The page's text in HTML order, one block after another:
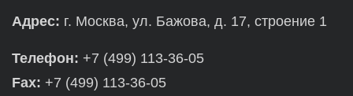
Адрес: г. Москва, ул. Бажова, д. 17, строение 1
Телефон: +7 (499) 113-36-05
Fax: +7 (499) 113-36-05